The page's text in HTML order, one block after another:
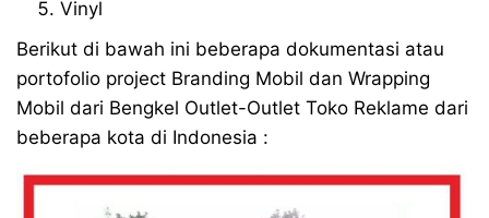
Vinyl
Berikut di bawah ini beberapa dokumentasi atau
portofolio project Branding Mobil dan Wrapping
Mobil dari Bengkel Outlet-Outlet Toko Reklame dari
beberapa kota di Indonesia :